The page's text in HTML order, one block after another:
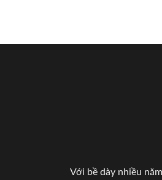
Với bề dày nhiều